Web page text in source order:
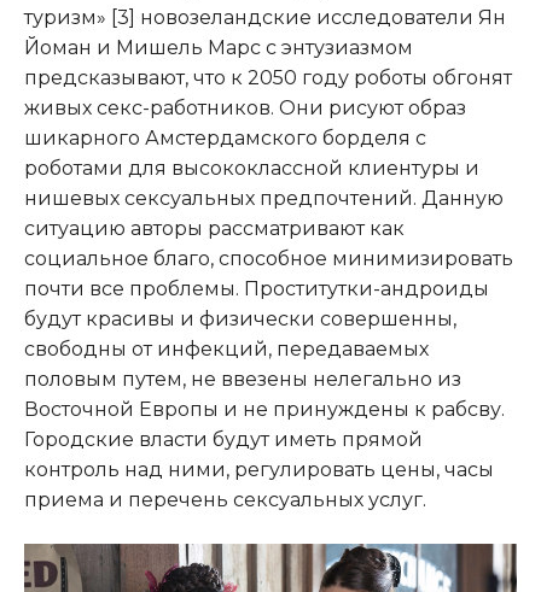
туризм» [3] новозеландские исследователи Ян
Йоман и Мишель Марс с энтузиазмом
предсказывают, что к 2050 году роботы обгонят
живых секс-работников. Они рисуют образ
шикарного Амстердамского борделя с
роботами для высококлассной клиентуры и
нишевых сексуальных предпочтений. Данную
ситуацию авторы рассматривают как
социальное благо, способное минимизировать
почти все проблемы. Проститутки-андроиды
будут красивы и физически совершенны,
свободны от инфекций, передаваемых
половым путем, не ввезены нелегально из
Восточной Европы и не принуждены к рабсву.
Городские власти будут иметь прямой
контроль над ними, регулировать цены, часы
приема и перечень сексуальных услуг.